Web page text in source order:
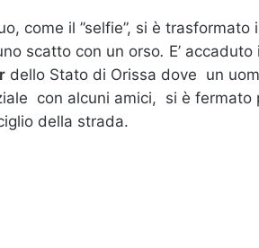
come il ”selfie”, si è
scatto con un orso. E’
dello Stato di Orissa dove un
con alcuni amici, si è
della strada.